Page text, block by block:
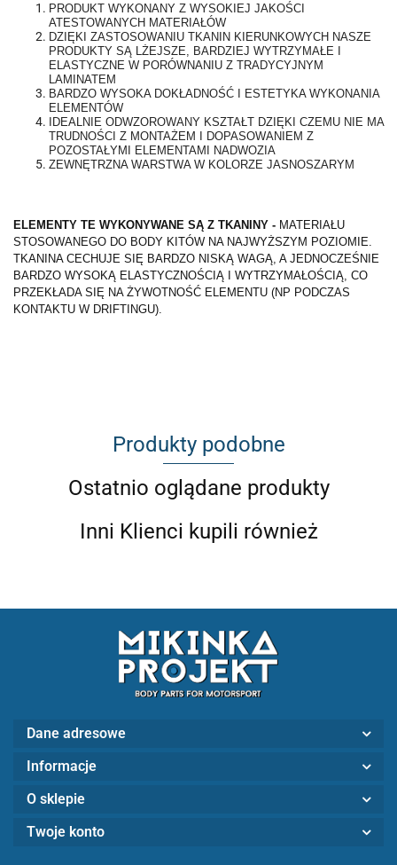
PRODUKT WYKONANY Z WYSOKIEJ JAKOŚCI
ATESTOWANYCH MATERIAŁÓW
DZIĘKI ZASTOSOWANIU TKANIN KIERUNKOWYCH NASZE
PRODUKTY SĄ LŻEJSZE, BARDZIEJ WYTRZYMAŁE I
ELASTYCZNE W PORÓWNANIU Z TRADYCYJNYM
LAMINATEM
BARDZO WYSOKA DOKŁADNOŚĆ I ESTETYKA WYKONANIA
ELEMENTÓW
IDEALNIE ODWZOROWANY KSZTAŁT DZIĘKI CZEMU NIE MA
TRUDNOŚCI Z MONTAŻEM I DOPASOWANIEM Z
POZOSTAŁYMI ELEMENTAMI NADWOZIA
ZEWNĘTRZNA WARSTWA W KOLORZE JASNOSZARYM
ELEMENTY TE WYKONYWANE SĄ Z TKANINY - MATERIAŁU
STOSOWANEGO DO BODY KITÓW NA NAJWYŻSZYM POZIOMIE.
TKANINA CECHUJE SIĘ BARDZO NISKĄ WAGĄ, A JEDNOCZEŚNIE
BARDZO WYSOKĄ ELASTYCZNOŚCIĄ I WYTRZYMAŁOŚCIĄ, CO
PRZEKŁADA SIĘ NA ŻYWOTNOŚĆ ELEMENTU (NP PODCZAS
KONTAKTU W DRIFTINGU).
Produkty podobne
Ostatnio oglądane produkty
Inni Klienci kupili również
Dane adresowe
Informacje
O sklepie
Twoje konto